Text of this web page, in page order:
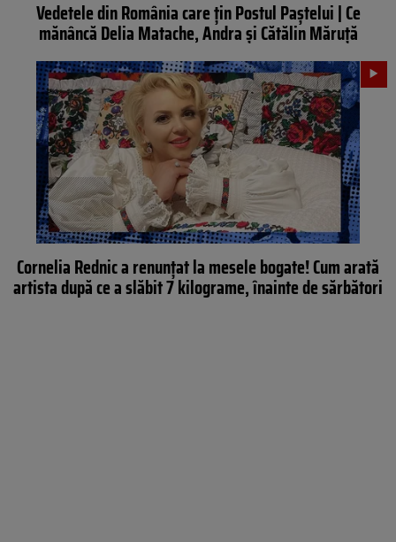
Vedetele din România care țin Postul Paștelui | Ce
mănâncă Delia Matache, Andra și Cătălin Măruță
Cornelia Rednic a renunțat la mesele bogate! Cum arată
artista după ce a slăbit 7 kilograme, înainte de sărbători